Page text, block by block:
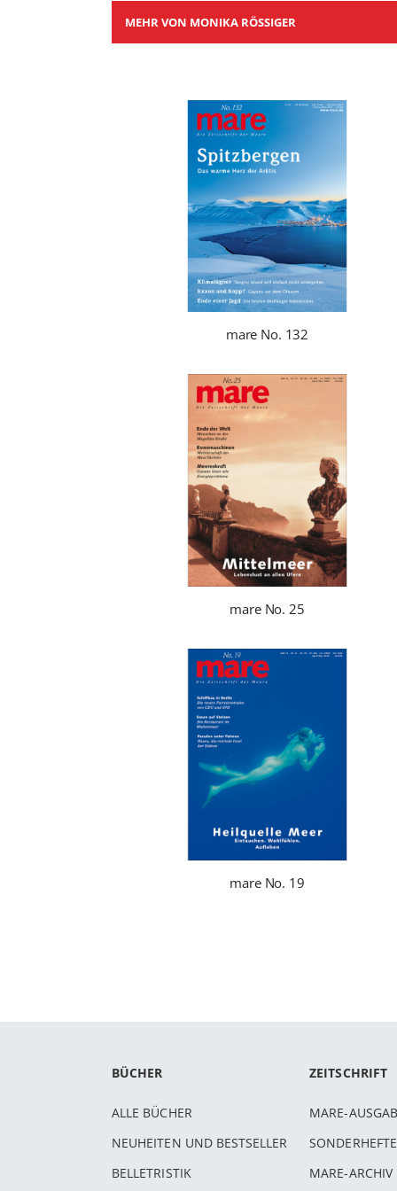
MEHR VON MONIKA RÖSSIGER
mare No. 132
mare No. 25
mare No. 19
BÜCHER
ALLE BÜCHER
NEUHEITEN UND BESTSELLER
BELLETRISTIK
ZEITSCHRIFT
MARE-
SONDERHEFTE
MARE-ARCHIV